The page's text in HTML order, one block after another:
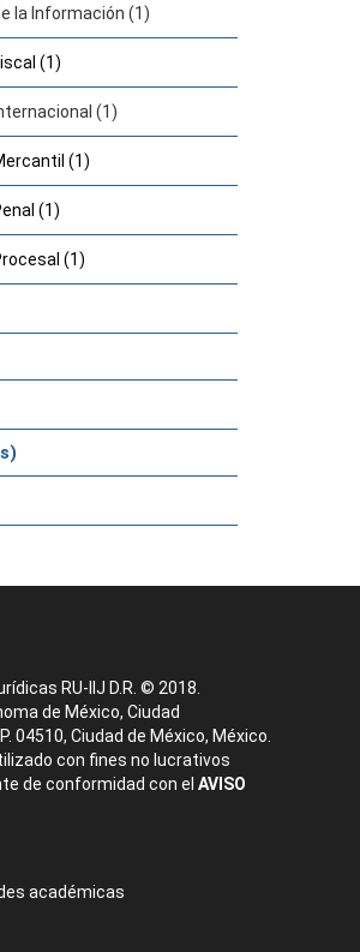
la Información (1)
(1)
(1)
(1)
(1)
(1)
RU-IIJ D.R. © 2018.
de México, Ciudad
04510, Ciudad de México, México.
con fines no lucrativos
de conformidad con el AVISO
académicas